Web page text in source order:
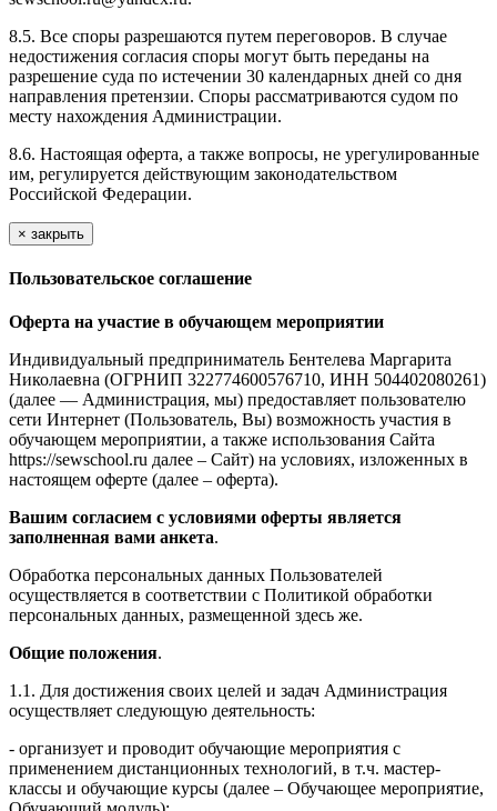
8.5. Все споры разрешаются путем переговоров. В случае
недостижения согласия споры могут быть переданы на
разрешение суда по истечении 30 календарных дней со дня
направления претензии. Споры рассматриваются судом по
месту нахождения Администрации.
8.6. Настоящая оферта, а также вопросы, не урегулированные
им, регулируется действующим законодательством
Российской Федерации.
× закрыть
Пользовательское соглашение
Оферта на участие в обучающем мероприятии
Индивидуальный предприниматель Бентелева Маргарита
Николаевна (ОГРНИП 322774600576710, ИНН 504402080261)
(далее — Администрация, мы) предоставляет пользователю
сети Интернет (Пользователь, Вы) возможность участия в
обучающем мероприятии, а также использования Сайта
https://sewschool.ru далее – Сайт) на условиях, изложенных в
настоящем оферте (далее – оферта).
Вашим согласием с условиями оферты является
заполненная вами анкета.
Обработка персональных данных Пользователей
осуществляется в соответствии с Политикой обработки
персональных данных, размещенной здесь же.
Общие положения.
1.1. Для достижения своих целей и задач Администрация
осуществляет следующую деятельность:
- организует и проводит обучающие мероприятия с
применением дистанционных технологий, в т.ч. мастер-
классы и обучающие курсы (далее – Обучающее мероприятие,